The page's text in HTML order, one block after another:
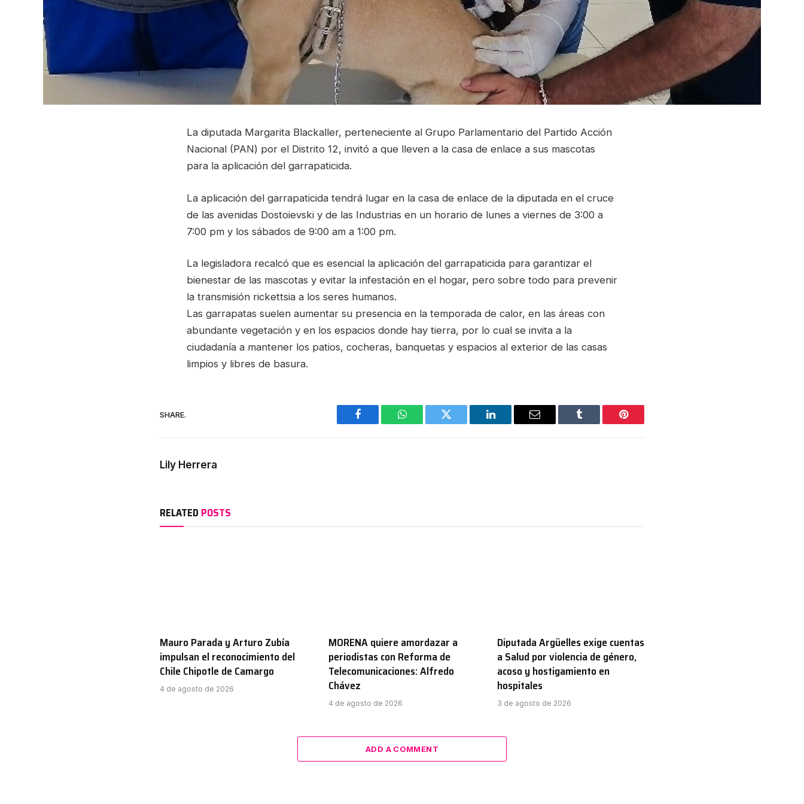
La diputada Margarita Blackaller, perteneciente al Grupo Parlamentario del Partido Acción
Nacional (PAN) por el Distrito 12, invitó a que lleven a la casa de enlace a sus mascotas
para la aplicación del garrapaticida.
La aplicación del garrapaticida tendrá lugar en la casa de enlace de la diputada en el cruce
de las avenidas Dostoievski y de las Industrias en un horario de lunes a viernes de 3:00 a
7:00 pm y los sábados de 9:00 am a 1:00 pm.
La legisladora recalcó que es esencial la aplicación del garrapaticida para garantizar el
bienestar de las mascotas y evitar la infestación en el hogar, pero sobre todo para prevenir
la transmisión rickettsia a los seres humanos.
Las garrapatas suelen aumentar su presencia en la temporada de calor, en las áreas con
abundante vegetación y en los espacios donde hay tierra, por lo cual se invita a la
ciudadanía a mantener los patios, cocheras, banquetas y espacios al exterior de las casas
limpios y libres de basura.
SHARE.
Facebook WhatsAppTwitter LinkedIn Email Tumblr Pinterest
Lily Herrera
RELATED POSTS
Mauro Parada y Arturo Zubía
impulsan el reconocimiento del
Chile Chipotle de Camargo
4 de agosto de 2026
MORENA quiere amordazar a
periodistas con Reforma de
Telecomunicaciones: Alfredo
Chávez
4 de agosto de 2026
Diputada Argüelles exige cuentas
a Salud por violencia de género,
acoso y hostigamiento en
hospitales
3 de agosto de 2026
ADD A COMMENT